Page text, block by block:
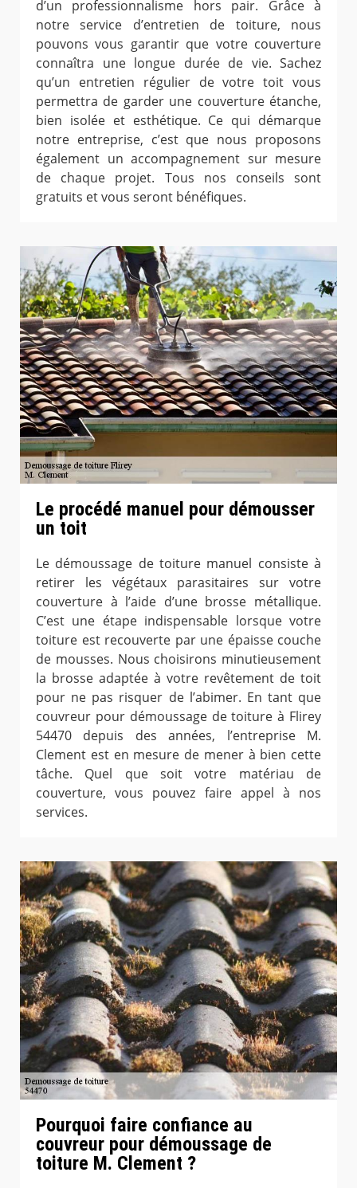
d’un professionnalisme hors pair. Grâce à
notre service d’entretien de toiture, nous
pouvons vous garantir que votre couverture
connaîtra une longue durée de vie. Sachez
qu’un entretien régulier de votre toit vous
permettra de garder une couverture étanche,
bien isolée et esthétique. Ce qui démarque
notre entreprise, c’est que nous proposons
également un accompagnement sur mesure
de chaque projet. Tous nos conseils sont
gratuits et vous seront bénéfiques.
Le procédé manuel pour démousser
un toit
Le démoussage de toiture manuel consiste à
retirer les végétaux parasitaires sur votre
couverture à l’aide d’une brosse métallique.
C’est une étape indispensable lorsque votre
toiture est recouverte par une épaisse couche
de mousses. Nous choisirons minutieusement
la brosse adaptée à votre revêtement de toit
pour ne pas risquer de l’abimer. En tant que
couvreur pour démoussage de toiture à Flirey
54470 depuis des années, l’entreprise M.
Clement est en mesure de mener à bien cette
tâche. Quel que soit votre matériau de
couverture, vous pouvez faire appel à nos
services.
Pourquoi faire confiance au
couvreur pour démoussage de
toiture M. Clement ?